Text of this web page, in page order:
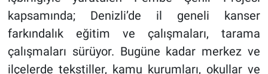
kapsamında; Denizli’de il geneli kanser
farkındalık eğitim ve çalışmaları, tarama
çalışmaları sürüyor. Bugüne kadar merkez ve
ilçelerde tekstiller, kamu kurumları, okullar ve